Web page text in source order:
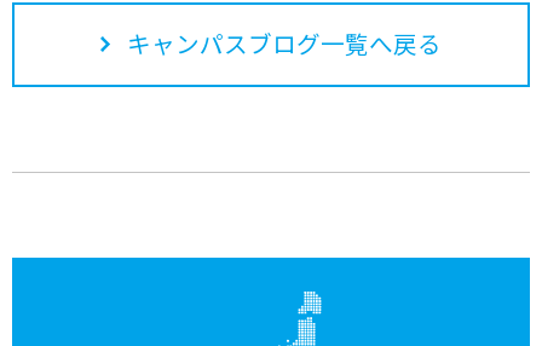
キャンパスブログ一覧へ戻る